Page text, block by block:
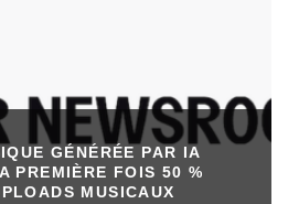
GÉNÉRÉE PAR IA
PREMIÈRE FOIS 50 %
MUSICAUX